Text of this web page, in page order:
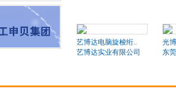
艺博达电脑旋梭绗..
艺博达实业有限公司
光
东